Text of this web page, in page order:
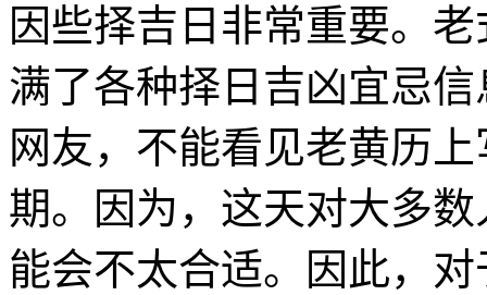
因些择吉日非常重要。
满了各种择日吉凶宜忌
网友，不能看见老黄历
期。因为，这天对大多
能会不太合适。因此，